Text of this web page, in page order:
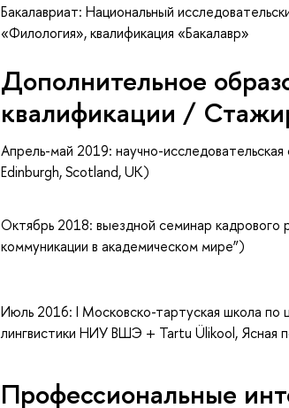
Бакалавриат: Национальный
«Филология», квалификация «Бакалавр»
Дополнительное
квалификации /
Апрель-май 2019: научно-
Edinburgh, Scotland, UK)
Октябрь 2018: выездной семинар
коммуникации в академическом мире”)
Июль 2016: I Московско-тартуская школа
лингвистики НИУ ВШЭ + Tartu Ülikool, Ясная
Профессиональные